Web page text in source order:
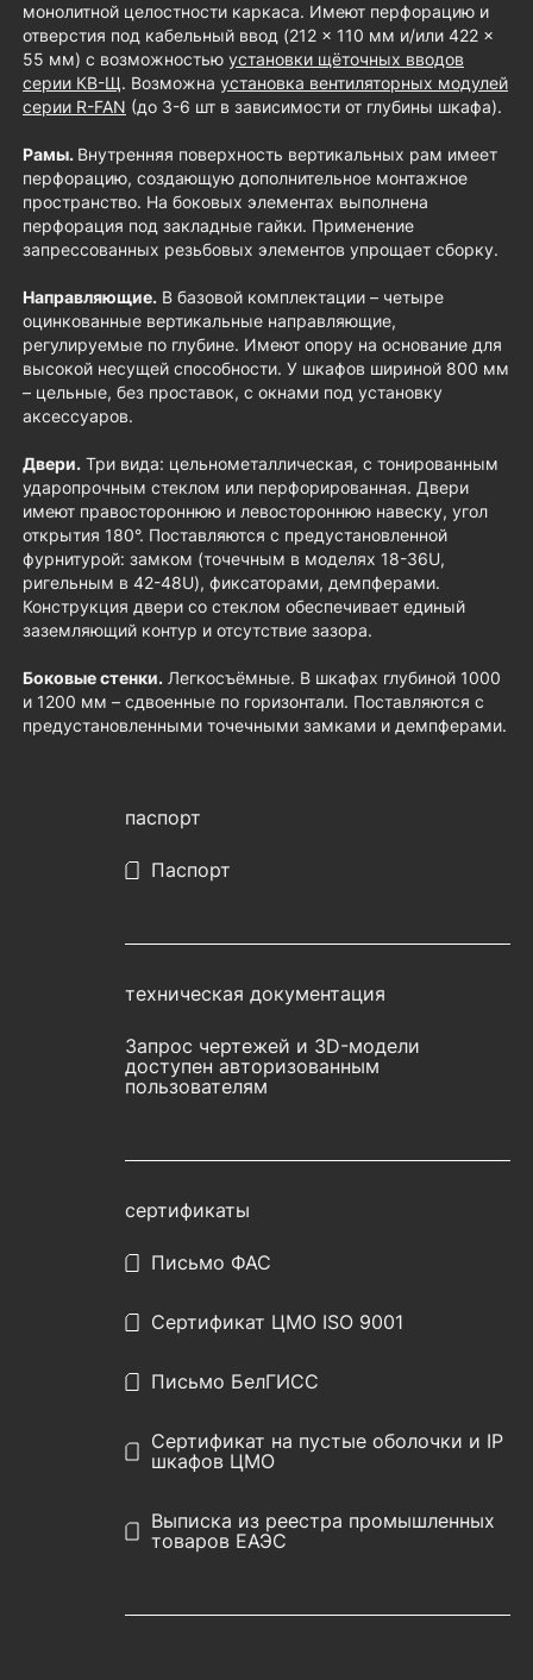
монолитной целостности каркаса. Имеют перфорацию и
отверстия под кабельный ввод (212 × 110 мм и/или 422 ×
55 мм) с возможностью установки щёточных вводов
серии КВ-Щ. Возможна установка вентиляторных модулей
серии R-FAN (до 3-6 шт в зависимости от глубины шкафа).
Рамы. Внутренняя поверхность вертикальных рам имеет
перфорацию, создающую дополнительное монтажное
пространство. На боковых элементах выполнена
перфорация под закладные гайки. Применение
запрессованных резьбовых элементов упрощает сборку.
Направляющие. В базовой комплектации – четыре
оцинкованные вертикальные направляющие,
регулируемые по глубине. Имеют опору на основание для
высокой несущей способности. У шкафов шириной 800 мм
– цельные, без проставок, с окнами под установку
аксессуаров.
Двери. Три вида: цельнометаллическая, с тонированным
ударопрочным стеклом или перфорированная. Двери
имеют правостороннюю и левостороннюю навеску, угол
открытия 180°. Поставляются с предустановленной
фурнитурой: замком (точечным в моделях 18-36U,
ригельным в 42-48U), фиксаторами, демпферами.
Конструкция двери со стеклом обеспечивает единый
заземляющий контур и отсутствие зазора.
Боковые стенки. Легкосъёмные. В шкафах глубиной 1000
и 1200 мм – сдвоенные по горизонтали. Поставляются с
предустановленными точечными замками и демпферами.
паспорт
Паспорт
техническая документация
Запрос чертежей и 3D-модели
доступен авторизованным
пользователям
сертификаты
Письмо ФАС
Сертификат ЦМО ISO 9001
Письмо БелГИСС
Сертификат на пустые оболочки и IP
шкафов ЦМО
Выписка из реестра промышленных
товаров ЕАЭС